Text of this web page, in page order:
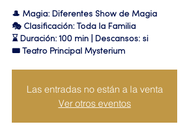
🎩 Magia: Diferentes Show de Magia
🎭 Clasificación: Toda la Familia
⌛ Duración: 100 min | Descansos: si
🎟 Teatro Principal Mysterium
Las entradas no están a la venta
Ver otros eventos